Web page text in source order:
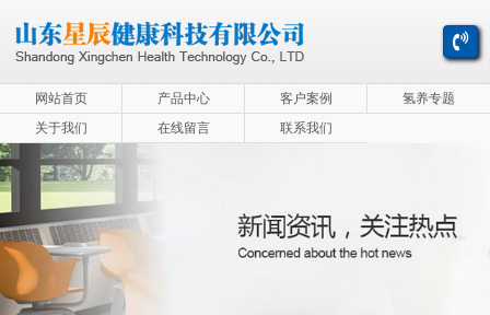
网站首页 产品中心 客户案例
氢养专题
关于我们
在线留言 联系我们